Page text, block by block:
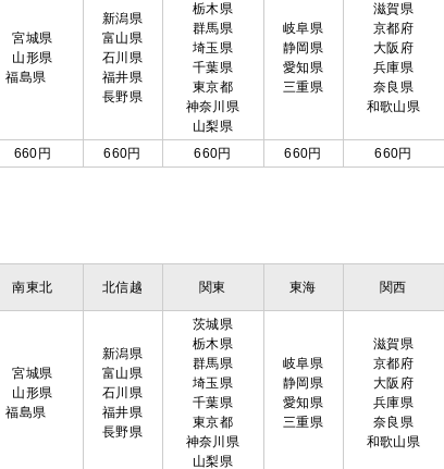
宮城県
山形県
福島県
新潟県
富山県
石川県
福井県
長野県
栃木県
群馬県
埼玉県
千葉県
東京都
神奈川県
山梨県
岐阜県
静岡県
愛知県
三重県
滋賀県
京都府
大阪府
兵庫県
奈良県
和歌山県
660円 660円 660円 660円 660円
南東北 北信越 関東 東海 関西
宮城県
山形県
福島県
新潟県
富山県
石川県
福井県
長野県
茨城県
栃木県
群馬県
埼玉県
千葉県
東京都
神奈川県
山梨県
岐阜県
静岡県
愛知県
三重県
滋賀県
京都府
大阪府
兵庫県
奈良県
和歌山県